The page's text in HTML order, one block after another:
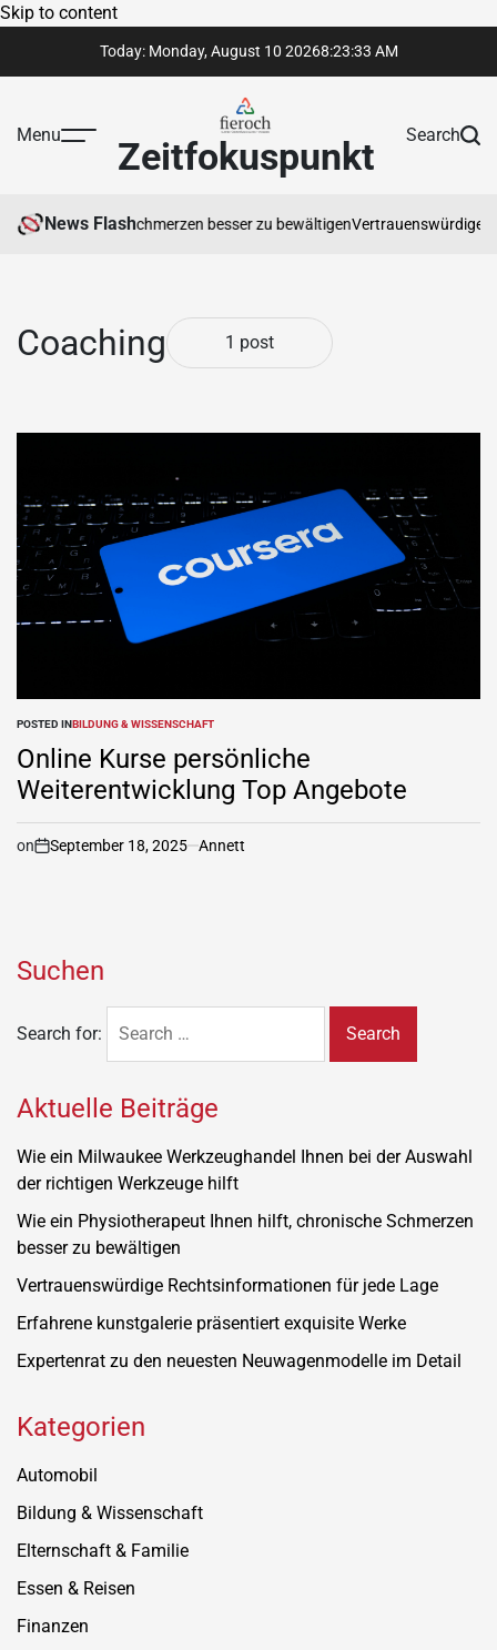
Skip to content
Today: Monday, August 10 20268:23:34 AM
Menu Zeitfokuspunkt Search
News Flash
chronische Schmerzen besser zu bewältigenVertrauenswürdige
Coaching 1 post
POSTED INBILDUNG & WISSENSCHAFT
Online Kurse persönliche
Weiterentwicklung Top Angebote
on September 18, 2025 Annett
Suchen
Search for:
Aktuelle Beiträge
Wie ein Milwaukee Werkzeughandel Ihnen bei der Auswahl
der richtigen Werkzeuge hilft
Wie ein Physiotherapeut Ihnen hilft, chronische Schmerzen
besser zu bewältigen
Vertrauenswürdige Rechtsinformationen für jede Lage
Erfahrene kunstgalerie präsentiert exquisite Werke
Expertenrat zu den neuesten Neuwagenmodelle im Detail
Kategorien
Automobil
Bildung & Wissenschaft
Elternschaft & Familie
Essen & Reisen
Finanzen